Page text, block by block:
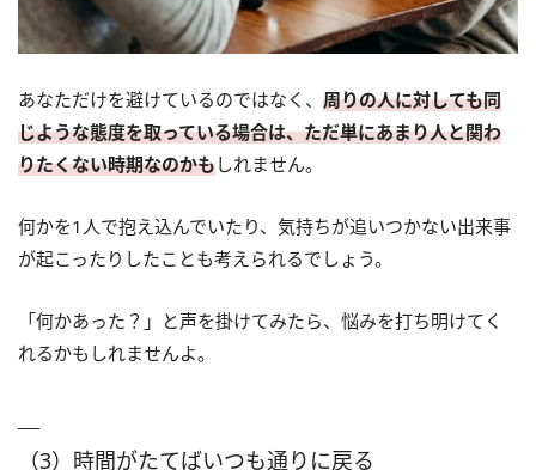
あなただけを避けているのではなく、 周りの人に対しても同
じような態度を取っている場合は、ただ単にあまり人と関わ
りたくない時期なのかもしれません。
何かを1人で抱え込んでいたり、気持ちが追いつかない出来事
が起こったりしたことも考えられるでしょう。
「何かあった？」と声を掛けてみたら、悩みを打ち明けてく
れるかもしれませんよ。
（3）時間がたてばいつも通りに戻る